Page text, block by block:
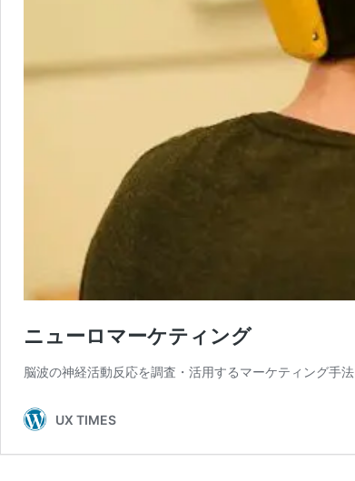
ニューロマーケティング
脳波の神経活動反応を調査・活用するマーケティング手法
UX TIMES